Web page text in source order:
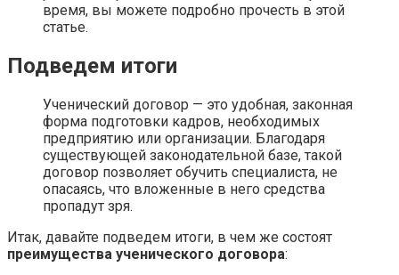
время, вы можете подробно прочесть в этой
статье.
Подведем итоги
Ученический договор — это удобная, законная
форма подготовки кадров, необходимых
предприятию или организации. Благодаря
существующей законодательной базе, такой
договор позволяет обучить специалиста, не
опасаясь, что вложенные в него средства
пропадут зря.
Итак, давайте подведем итоги, в чем же состоят
преимущества ученического договора: